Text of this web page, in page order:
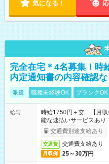
気になる！
完全在宅＊4名募集！時
内定通知書の内容確認
派遣 職種未経験OK ブランクOK
給与
時給1750円＋交 【月
能な速払いサービスあり
交通費別途支給あり
交通費 交通費支給あり
月収例 25～30万円